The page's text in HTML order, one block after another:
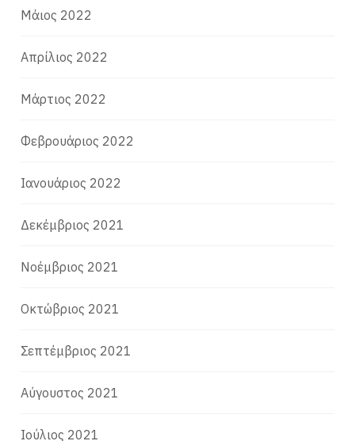
Μάιος 2022
Απρίλιος 2022
Μάρτιος 2022
Φεβρουάριος 2022
Ιανουάριος 2022
Δεκέμβριος 2021
Νοέμβριος 2021
Οκτώβριος 2021
Σεπτέμβριος 2021
Αύγουστος 2021
Ιούλιος 2021